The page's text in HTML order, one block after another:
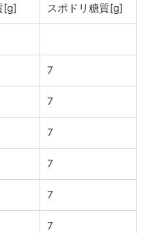
[g] スポドリ糖質[g]
7
7
7
7
7
7